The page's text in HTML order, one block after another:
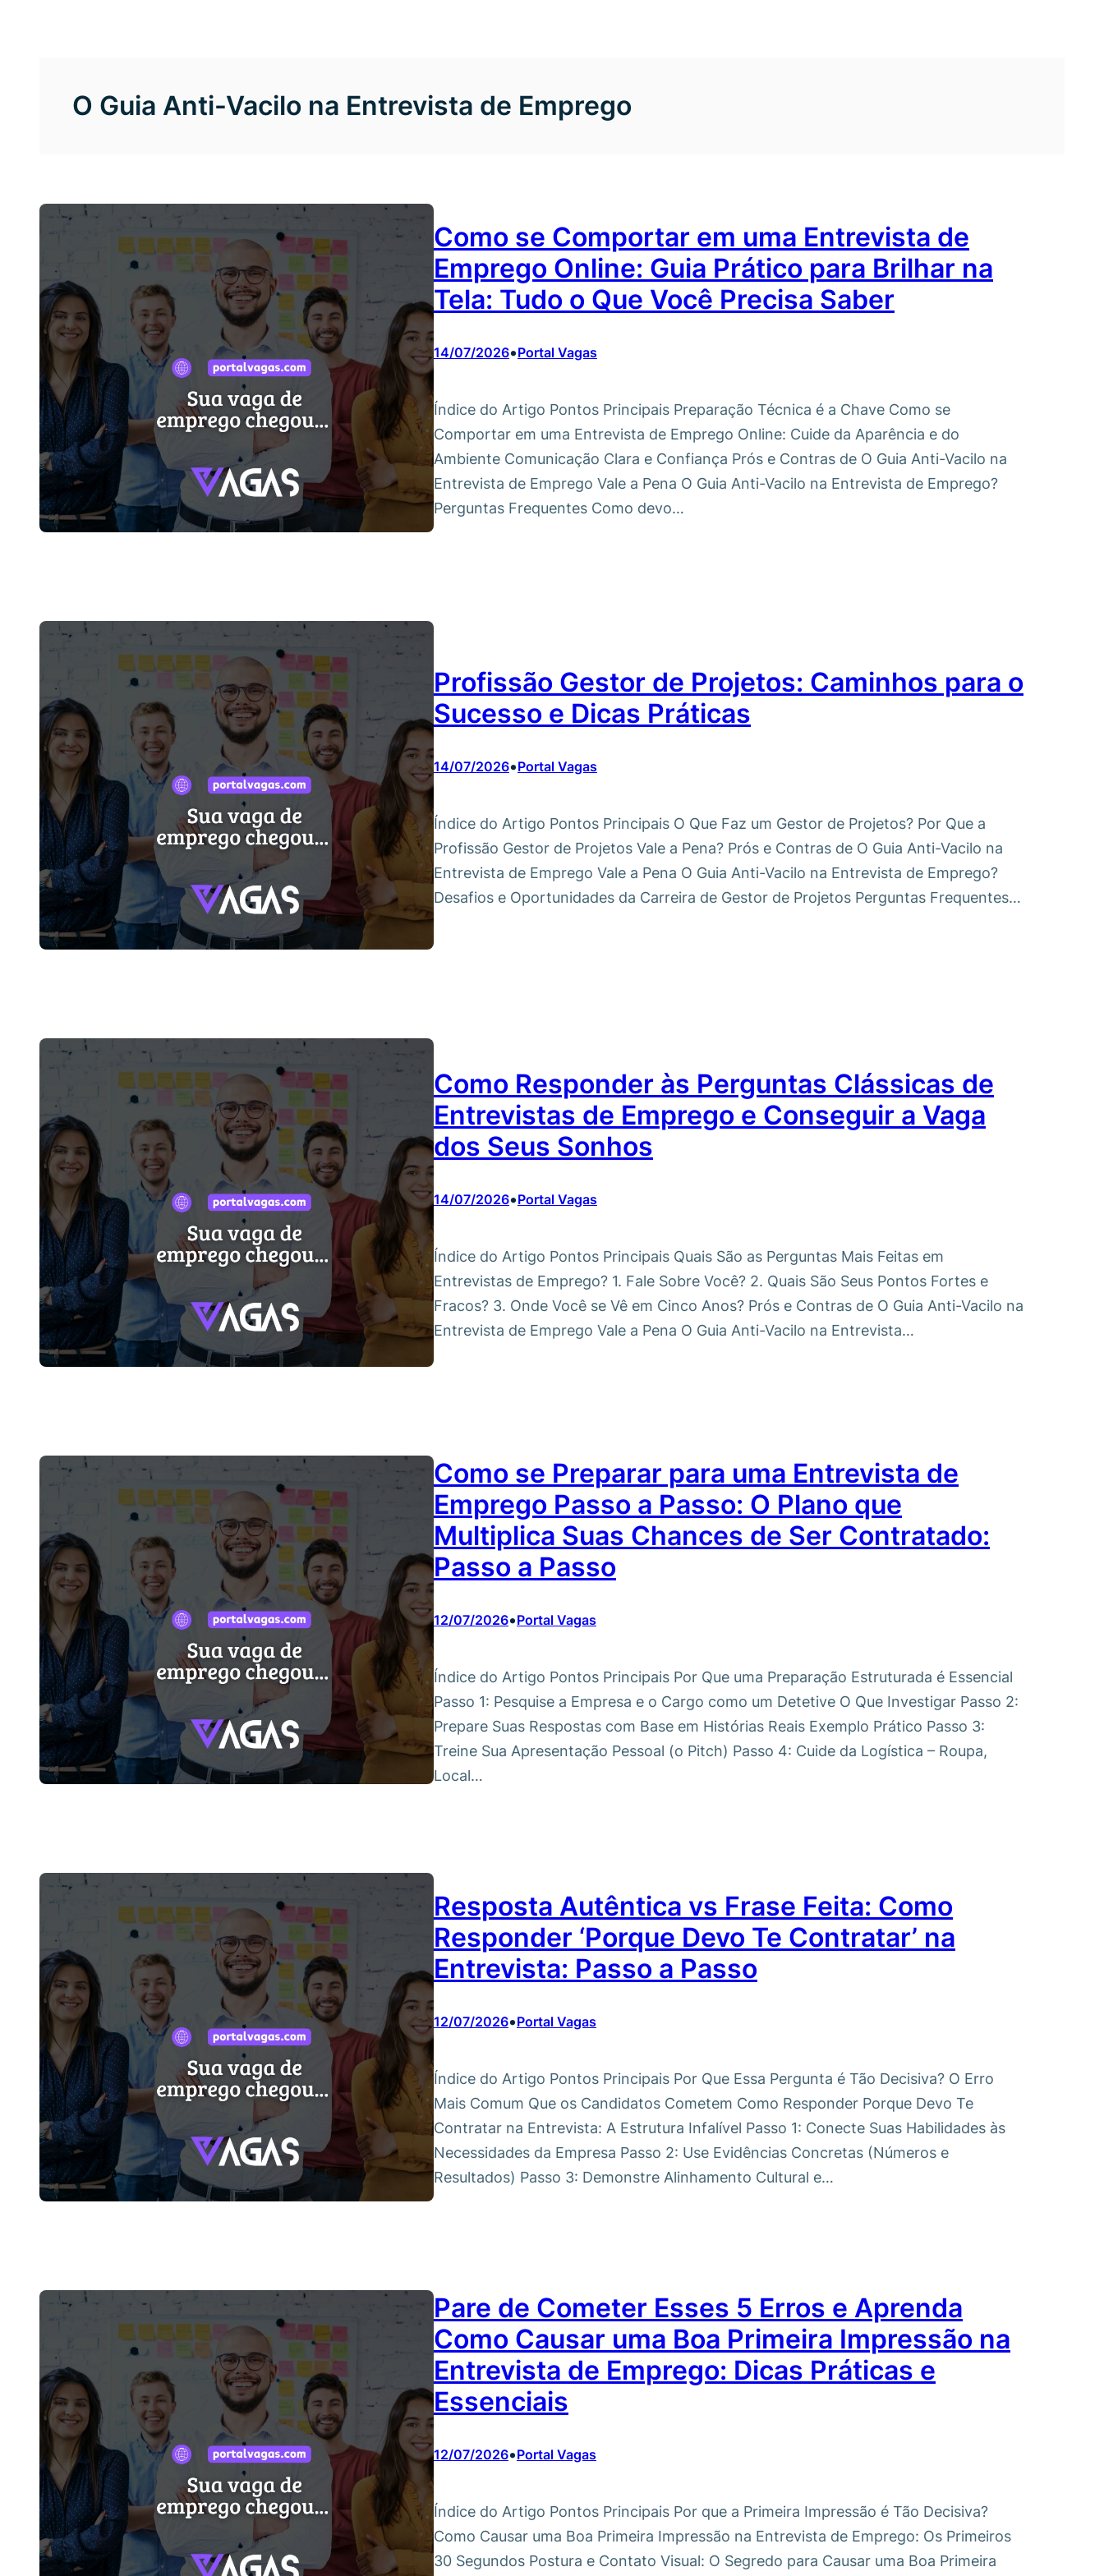
O Guia Anti-Vacilo na Entrevista de Emprego
Como se Comportar em uma Entrevista de
Emprego Online: Guia Prático para Brilhar na
Tela: Tudo o Que Você Precisa Saber
14/07/2026•Portal Vagas
Índice do Artigo Pontos Principais Preparação Técnica é a Chave Como se
Comportar em uma Entrevista de Emprego Online: Cuide da Aparência e do
Ambiente Comunicação Clara e Confiança Prós e Contras de O Guia Anti-Vacilo na
Entrevista de Emprego Vale a Pena O Guia Anti-Vacilo na Entrevista de Emprego?
Perguntas Frequentes Como devo…
Profissão Gestor de Projetos: Caminhos para o
Sucesso e Dicas Práticas
14/07/2026•Portal Vagas
Índice do Artigo Pontos Principais O Que Faz um Gestor de Projetos? Por Que a
Profissão Gestor de Projetos Vale a Pena? Prós e Contras de O Guia Anti-Vacilo na
Entrevista de Emprego Vale a Pena O Guia Anti-Vacilo na Entrevista de Emprego?
Desafios e Oportunidades da Carreira de Gestor de Projetos Perguntas Frequentes…
Como Responder às Perguntas Clássicas de
Entrevistas de Emprego e Conseguir a Vaga
dos Seus Sonhos
14/07/2026•Portal Vagas
Índice do Artigo Pontos Principais Quais São as Perguntas Mais Feitas em
Entrevistas de Emprego? 1. Fale Sobre Você? 2. Quais São Seus Pontos Fortes e
Fracos? 3. Onde Você se Vê em Cinco Anos? Prós e Contras de O Guia Anti-Vacilo na
Entrevista de Emprego Vale a Pena O Guia Anti-Vacilo na Entrevista…
Como se Preparar para uma Entrevista de
Emprego Passo a Passo: O Plano que
Multiplica Suas Chances de Ser Contratado:
Passo a Passo
12/07/2026•Portal Vagas
Índice do Artigo Pontos Principais Por Que uma Preparação Estruturada é Essencial
Passo 1: Pesquise a Empresa e o Cargo como um Detetive O Que Investigar Passo 2:
Prepare Suas Respostas com Base em Histórias Reais Exemplo Prático Passo 3:
Treine Sua Apresentação Pessoal (o Pitch) Passo 4: Cuide da Logística – Roupa,
Local…
Resposta Autêntica vs Frase Feita: Como
Responder ‘Porque Devo Te Contratar’ na
Entrevista: Passo a Passo
12/07/2026•Portal Vagas
Índice do Artigo Pontos Principais Por Que Essa Pergunta é Tão Decisiva? O Erro
Mais Comum Que os Candidatos Cometem Como Responder Porque Devo Te
Contratar na Entrevista: A Estrutura Infalível Passo 1: Conecte Suas Habilidades às
Necessidades da Empresa Passo 2: Use Evidências Concretas (Números e
Resultados) Passo 3: Demonstre Alinhamento Cultural e…
Pare de Cometer Esses 5 Erros e Aprenda
Como Causar uma Boa Primeira Impressão na
Entrevista de Emprego: Dicas Práticas e
Essenciais
12/07/2026•Portal Vagas
Índice do Artigo Pontos Principais Por que a Primeira Impressão é Tão Decisiva?
Como Causar uma Boa Primeira Impressão na Entrevista de Emprego: Os Primeiros
30 Segundos Postura e Contato Visual: O Segredo para Causar uma Boa Primeira